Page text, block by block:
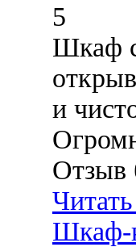
5
Шкаф
и
Отзыв
Шкаф-